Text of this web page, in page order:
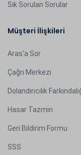
Sık Sorulan Sorular
Müşteri İlişkileri
Aras'a Sor
Çağrı Merkezi
Dolandırıcılık
Hasar Tazmin
Geri Bildirim Formu
SSS